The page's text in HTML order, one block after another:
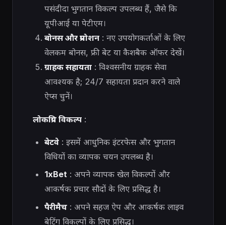
पसंदीदा भुगतान विकल्प उपलब्ध हैं, जैसे कि
यूपीआई या पेटीएम।
बोनस और प्रमोशन: नए उपयोगकर्ताओं के लिए
वेलकम बोनस, फ्री बेट या कैशबैक ऑफर देखें।
ग्राहक सहायता: विश्वसनीय ग्राहक सेवा
आवश्यक है; 24/7 सहायता प्रदान करने वाले
ऐप्स चुनें।
लोकप्रिय विकल्प :
बेटवे: इसमें आधुनिक इंटरफेस और भुगतान
विधियों का व्यापक चयन उपलब्ध है।
1xBet: अपने व्यापक खेल विकल्पों और
आकर्षक प्रचार सौदों के लिए प्रसिद्ध है।
पैरीमैच: अपने सहज ऐप और आकर्षक लाइव
बेटिंग विकल्पों के लिए प्रसिद्ध।